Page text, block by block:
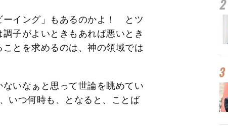
ーイング」もあるのかよ！ とツ
子がよいときもあれば悪いとき
とを求めるのは、神の領域では
いなぁと思って世論を眺めてい
いつ何時も、となると、ことば